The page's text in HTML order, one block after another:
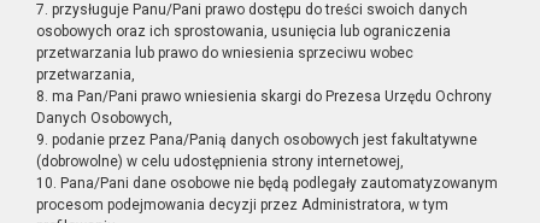
7. przysługuje Panu/Pani prawo dostępu do treści swoich danych
osobowych oraz ich sprostowania, usunięcia lub ograniczenia
przetwarzania lub prawo do wniesienia sprzeciwu wobec
przetwarzania,
8. ma Pan/Pani prawo wniesienia skargi do Prezesa Urzędu Ochrony
Danych Osobowych,
9. podanie przez Pana/Panią danych osobowych jest fakultatywne
(dobrowolne) w celu udostępnienia strony internetowej,
10. Pana/Pani dane osobowe nie będą podlegały zautomatyzowanym
procesom podejmowania decyzji przez Administratora, w tym